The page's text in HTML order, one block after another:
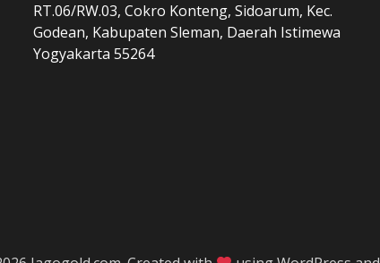
RT.06/RW.03, Cokro Konteng, Sidoarum, Kec.
Godean, Kabupaten Sleman, Daerah Istimewa
Yogyakarta 55264